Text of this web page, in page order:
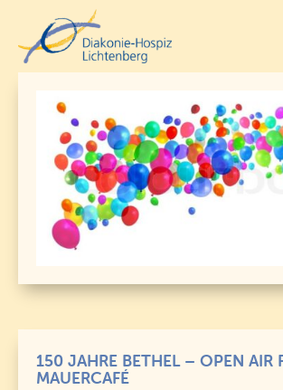
150 JAHRE BETHEL – OPEN AIR
MAUERCAFÉ